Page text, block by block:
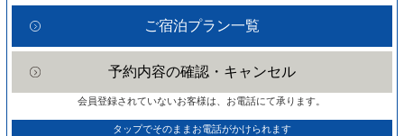
ご宿泊プラン一覧
予約内容の確認・キャンセル
会員登録されていないお客様は、お電話にて承ります。
タップでそのままお電話がかけられます